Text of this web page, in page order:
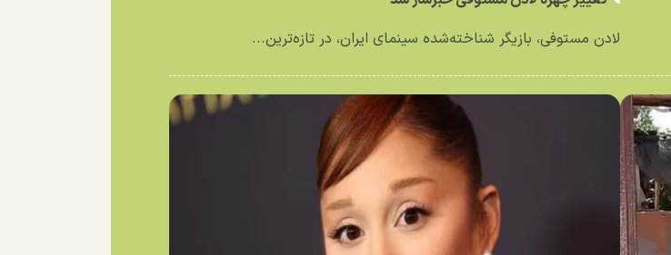
لادن مستوفی، بازیگر شناخته‌شده سینمای ایران، در تازه‌ترین...